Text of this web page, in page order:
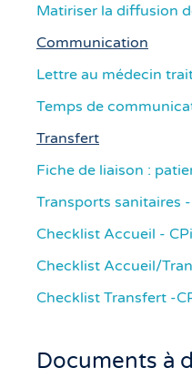
Matiriser la diffusion
Communication
Lettre au médecin
Temps de
Transfert
Fiche de liaison :
Transports sanitaires -
Checklist Accueil -
Checklist Accueil/
Checklist Transfert -
Documents à